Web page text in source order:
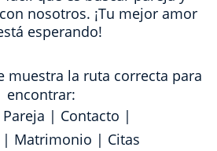
nosotros. ¡Tu mejor amor
esperando!
muestra la ruta correcta para
encontrar:
Pareja | Contacto |
| Matrimonio | Citas